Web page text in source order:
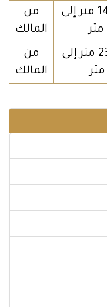
تبدأ من 148 متر إلى
من
المالك
تبدأ من 231 متر إلى
من
المالك